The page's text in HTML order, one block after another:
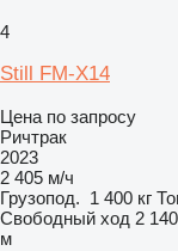
4
Still FM-X14
Цена по запросу
Ричтрак
2023
2 405 м/ч
Грузопод. 1 400 кг
Свободный ход 2
м